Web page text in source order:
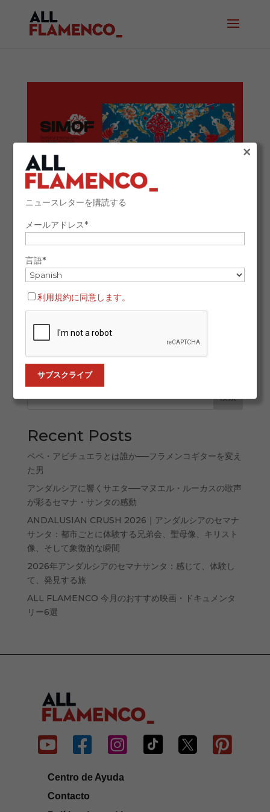
2026年1月27日
フラメンコファッションは再びセビリアを文化の中心地
へと変貌させ、SIMOFの新たなエディションが開催され
ます。2026年1月29日から2月1日まで、国際フラメンコ
ファッションフェア（SIMOF）は、デザイナー、職人、
モデル、アーティスト、そしてフラメンコ愛好家たちを
一堂に集め、ランウェイを超えたアイデンティティ、伝
統、現代的創造の真のショーケースとして機能しま
検索
Recent Posts
ペペ・アビチュエラとは誰か──フラメンコギターを変え
た男
アンダルシアに響くサエタ──マヌエル・ルーカスの歌声
が彩るセマナ・サンタの感動
ANDALUSIAN CRUSH 2026｜アンダルシアのセマナ
サンタ：都市ごとに体験する兄弟会、聖母像、キリスト
像、そして象徴的な瞬間
2026年アンダルシアのセマナサンタ：感じて、体験し
て、発見する旅
ALL FLAMENCO 今月のおすすめ映画・ドキュメンタ
リー6選
     
Centro de Ayuda
Contacto
ニュースレターを購読する
メールアドレス*
言語*
利用規約に同意します。
×